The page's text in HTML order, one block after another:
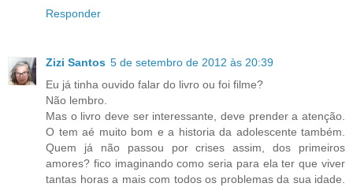
Responder
Zizi Santos 5 de setembro de 2012 às 20:39
Eu já tinha ouvido falar do livro ou foi filme?
Não lembro.
Mas o livro deve ser interessante, deve prender a atenção.
O tem aé muito bom e a historia da adolescente também.
Quem já não passou por crises assim, dos primeiros
amores? fico imaginando como seria para ela ter que viver
tantas horas a mais com todos os problemas da sua idade.